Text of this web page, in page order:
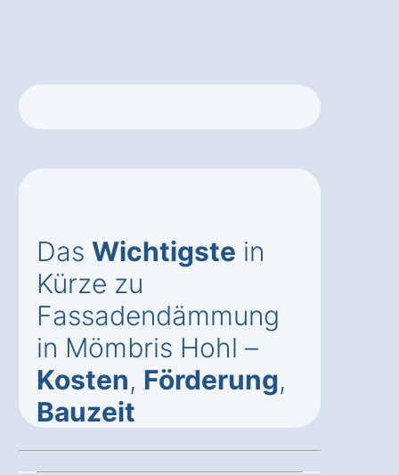
Das Wichtigste in
Kürze zu
Fassadendämmung
in Mömbris Hohl –
Kosten, Förderung,
Bauzeit